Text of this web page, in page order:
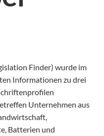
Finder) wurde im
Informationen zu drei
Unternehmen aus
Batterien und